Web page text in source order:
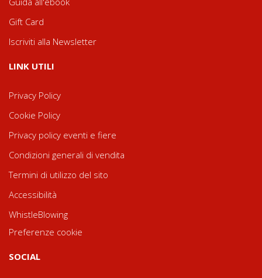
Gift Card
Iscriviti alla Newsletter
LINK UTILI
Privacy Policy
Cookie Policy
Privacy policy eventi e fiere
Condizioni generali di vendita
Termini di utilizzo del sito
Accessibilità
WhistleBlowing
Preferenze cookie
SOCIAL